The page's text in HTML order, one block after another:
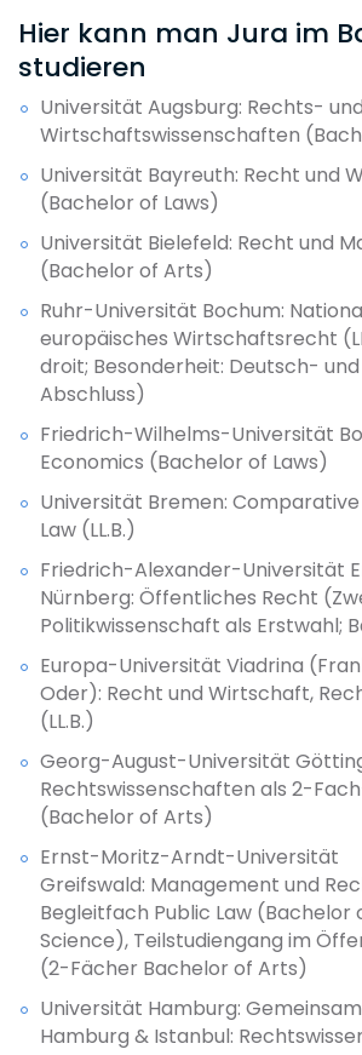
Hier kann man Jura im
studieren
Universität Augsburg: Rechts- und
Wirtschaftswissenschaften
Universität Bayreuth: Recht und
(Bachelor of Laws)
Universität Bielefeld: Recht und
(Bachelor of Arts)
Ruhr-Universität Bochum:
europäisches Wirtschaftsrecht
droit; Besonderheit: Deutsch-
Abschluss)
Friedrich-Wilhelms-Universität
Economics (Bachelor of Laws)
Universität Bremen:
Law (LL.B.)
Friedrich-Alexander-Universität
Nürnberg: Öffentliches Recht
Politikwissenschaft als Erstwahl;
Europa-Universität Viadrina
Oder): Recht und Wirtschaft,
(LL.B.)
Georg-August-Universität
Rechtswissenschaften als 2-
(Bachelor of Arts)
Ernst-Moritz-Arndt-Universität
Greifswald: Management und
Begleitfach Public Law (Bachelor
Science), Teilstudiengang im
(2-Fächer Bachelor of Arts)
Universität Hamburg:
Hamburg & Istanbul: